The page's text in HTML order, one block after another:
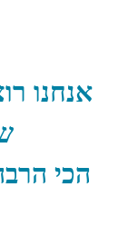
אנחנו
הכי